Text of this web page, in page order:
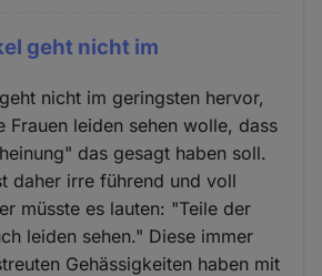
geht nicht im
nicht im geringsten hervor,
Frauen leiden sehen wolle, dass
das gesagt haben soll.
daher irre führend und voll
müsste es lauten: "Teile der
leiden sehen." Diese immer
Gehässigkeiten haben mit